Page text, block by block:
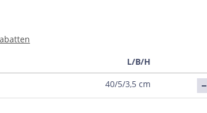
L/B/H
40/5/3,5 cm